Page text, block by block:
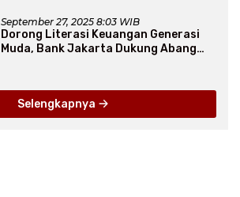
September 27, 2025 8:03 WIB
Dorong Literasi Keuangan Generasi
Muda, Bank Jakarta Dukung Abang
Selengkapnya